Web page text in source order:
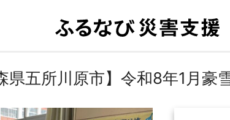
県五所川原市】令和8年1月